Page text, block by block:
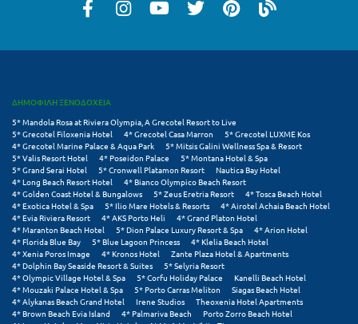
Σπέτσες
Σποράδες
Σύβοτα
Σύμη
Σύρος
Σχοινούσα
Τ
ΔΗΜΟΦΙΛΗ ΞΕΝΟΔΟΧΕΙΑ
5* Mandola Rosa at Riviera Olympia, A Grecotel Resort to Live
5* Grecotel Filoxenia Hotel
4* Grecotel Casa Marron
5* Grecotel LUXME Kos
4* Grecotel Marine Palace & Aqua Park
5* Mitsis Galini Wellness Spa & Resort
5* Valis Resort Hotel
4* Poseidon Palace
5* Montana Hotel & Spa
5* Grand Serai Hotel
5* Cronwell Platamon Resort
Nautica Bay Hotel
4* Long Beach Resort Hotel
4* Bianco Olympico Beach Resort
4* Golden Coast Hotel & Bungalows
5* Zeus Eretria Resort
4* Tosca Beach Hotel
4* Exotica Hotel & Spa
5* Ilio Mare Hotels & Resorts
4* Airotel Achaia Beach Hotel
4* Evia Riviera Resort
4* AKS Porto Heli
4* Grand Platon Hotel
4* Maranton Beach Hotel
5* Dion Palace Luxury Resort & Spa
4* Arion Hotel
4* Florida Blue Bay
5* Blue Lagoon Princess
4* Klelia Beach Hotel
4* Xenia Poros Image
4* Kronos Hotel
Zante Plaza Hotel & Apartments
4* Dolphin Bay Seaside Resort & Suites
5* Selyria Resort
4* Olympic Village Hotel & Spa
5* Corfu Holiday Palace
Kanelli Beach Hotel
4* Mouzaki Palace Hotel & Spa
5* Porto Carras Meliton
Siagas Beach Hotel
4* Alykanas Beach Grand Hotel
Irene Studios
Theoxenia Hotel Apartments
4* Brown Beach Evia Island
4* Palmariva Beach
Porto Zorro Beach Hotel